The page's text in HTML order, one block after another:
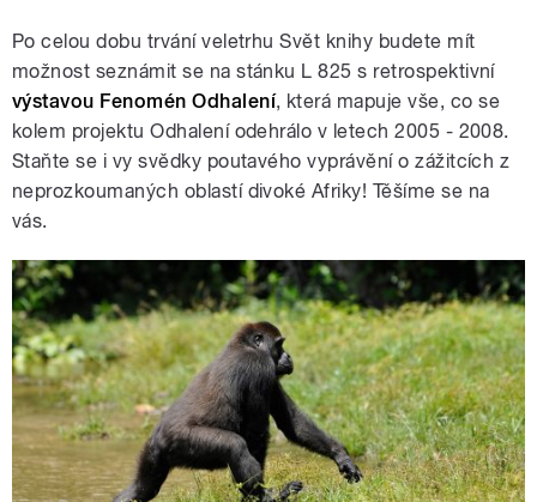
Po celou dobu trvání veletrhu Svět knihy budete mít
možnost seznámit se na stánku L 825 s retrospektivní
výstavou Fenomén Odhalení, která mapuje vše, co se
kolem projektu Odhalení odehrálo v letech 2005 - 2008.
Staňte se i vy svědky poutavého vyprávění o zážitcích z
neprozkoumaných oblastí divoké Afriky! Těšíme se na
vás.